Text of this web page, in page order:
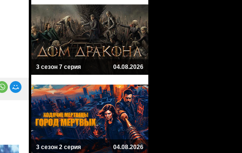
3 сезон 7 серия 04.08.2026
3 сезон 2 серия 04.08.2026